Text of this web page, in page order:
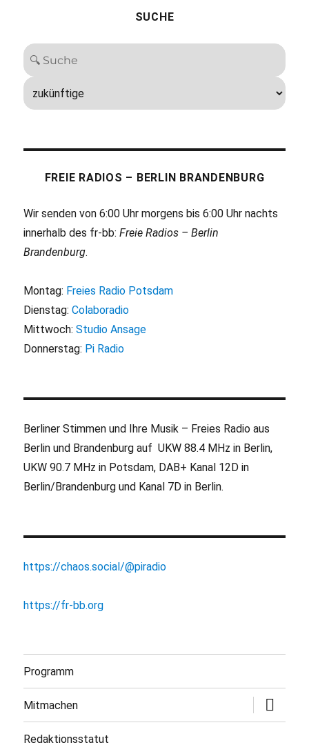
SUCHE
FREIE RADIOS – BERLIN BRANDENBURG
Wir senden von 6:00 Uhr morgens bis 6:00 Uhr nachts
innerhalb des fr-bb:Freie Radios – Berlin
Brandenburg.
Montag: Freies Radio Potsdam
Dienstag:Colaboradio
Mittwoch:Studio Ansage
Donnerstag: Pi Radio
Berliner Stimmen und Ihre Musik – Freies Radio aus
Berlin und Brandenburg auf UKW 88.4 MHz in Berlin,
UKW 90.7 MHz in Potsdam, DAB+ Kanal 12D in
Berlin/Brandenburg und Kanal 7D in Berlin.
https://chaos.social/@piradio
https://fr-bb.org
Programm
Mitmachen
öffnen
Redaktionsstatut